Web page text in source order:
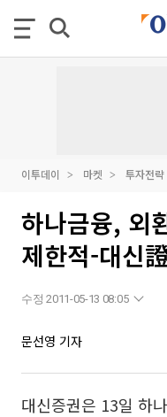
이투데이 마켓 투자전략
하나금융, 외
제한적-대신
수정 2011-05-13 08:05
문선영 기자
대신증권은 13일 하